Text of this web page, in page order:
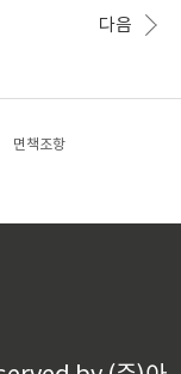
.
합
실
참
보
다음
면책조항